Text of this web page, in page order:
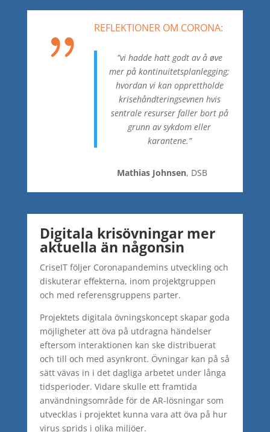
{ REFLEKTIONER OM CORONA:
”vi hadde hatt godt av å øve
mer på kontinuitetsplanlegging;
hvordan vi kan opprettholde
krisehåndteringsevnen hvis
sentrale resurser faller bort på
grunn av sykdom eller
karantene.”
Mathias Johnsen, DSB
Digitala krisövningar mer
aktuella än någonsin
CriseIT följer Coronapandemins utveckling och
diskuterar effekterna, inom projektgruppen
och med referensgruppens parter.
Projektets digitala övningskoncept skapar goda
möjligheter att öva på utdragna händelser
eftersom interaktionen kan ske distribuerat
och till och med asynkront. Övningar kan på så
sätt vävas in i det dagliga arbetet under långa
tidsperioder. Vidare skulle ett framtida
användningsområde för de AR-lösningar som
utvecklas i projektet kunna vara att öva på hur
virus sprids i olika miljöer.